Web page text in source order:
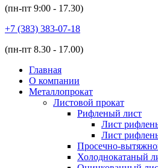
(пн-пт 9:00 - 17.30)
+7 (383) 383-07-18
(пн-пт 8.30 - 17.00)
Главная
О компании
Металлопрокат
Листовой прокат
Рифленый лист
Лист
Лист
Просечно-
Холоднокатаный